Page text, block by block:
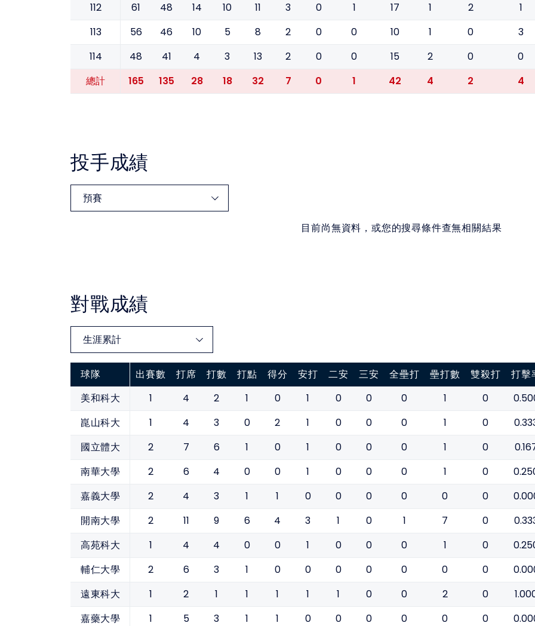
112 61 48 14 10 11 3 0 1 17 1 2 1
113
56 46 10 5 8 2 0 0 10 1 0 3
114
48 41 4 3 13 2 0 0 15 2 0 0
總計 165 135 28 18 32 7 0 1 42 4 2 4
投手成績
目前尚無資料，或您的搜尋條件查無相關結果
對戰成績
球隊 出賽數 打席 打數 打點 得分 安打 二安 三安 全壘打 壘打數 雙殺打 打擊
美和科大
1 4 2 1 0 1 0 0 0 1 0
崑山科大 1 4 3 0 2 1 0 0 0 1 0
國立體大 2 7 6 1 0 1 0 0 0 1 0
南華大學 2 6 4 0 0 1 0 0 0 1 0
嘉義大學 2 4 3 1 1 0 0 0 0 0 0
開南大學 2 11 9 6 4 3 1 0 1 7 0
高苑科大 1 4 4 0 0 1 0 0 0 1 0
輔仁大學 2 6 3 1 0 0 0 0 0 0 0
遠東科大 1 2 1 1 1 1 1 0 0 2 0
嘉藥大學 1 5 3 1 1 0 0 0 0 0 0